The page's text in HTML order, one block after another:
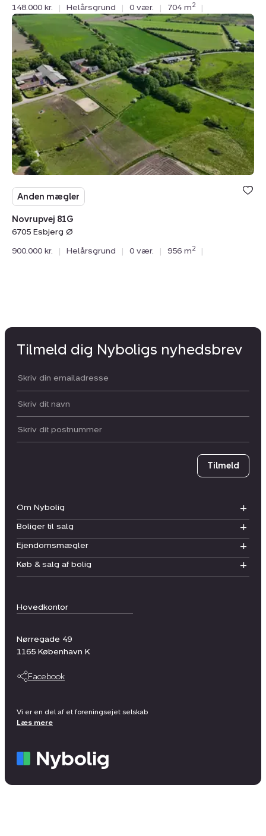
148.000 kr.
| Helårsgrund | 0 vær. | 704 m2 |
Helårsgrund:
Novrupvej
81G,
6705
Esbjerg
Ø
Anden mægler
Novrupvej 81G
6705 Esbjerg Ø
900.000 kr.
| Helårsgrund | 0 vær. | 956 m2 |
Hovedkontor
Nørregade 49
1165 København K
Facebook
Om Nybolig
Boliger til salg
Ejendomsmægler
Køb & salg af bolig
Tilmeld dig Nyboligs nyhedsbrev
Din email:
Dit navn:
Postnummer
Tilmeld
Vi er en del af et foreningsejet selskab
Læs mere